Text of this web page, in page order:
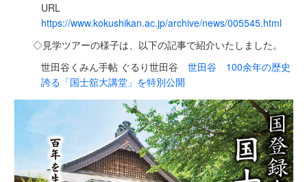
URL
https://www.kokushikan.ac.jp/archive/news/005545.html
◇見学ツアーの様子は、以下の記事で紹介いたしました。
世田谷くみん手帖 ぐるり世田谷 世田谷 100余年の歴史
誇る「国士舘大講堂」を特別公開